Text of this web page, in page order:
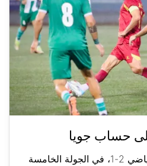
حساب جويا
فوز الأنصار على جويا الرياضي 2-1، في الجولة الخامسة